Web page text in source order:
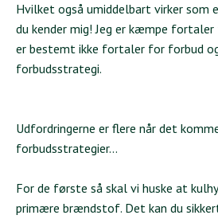
Hvilket også umiddelbart virker som
du kender mig! Jeg er kæmpe
er bestemt ikke fortaler for forbud
forbudsstrategi.
Udfordringerne er flere når det
forbudsstrategier...
For de første så skal vi huske at
primære brændstof. Det kan du